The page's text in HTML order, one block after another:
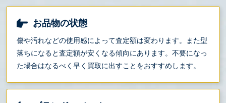
お品物の状態
傷や汚れなどの使用感によって査定額は変わります。また型
落ちになると査定額が安くなる傾向にあります。不要になっ
た場合はなるべく早く買取に出すことをおすすめします。